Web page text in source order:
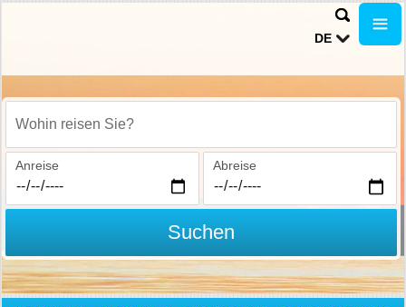
DE
Wohin reisen Sie?
Anreise Abreise
Suchen